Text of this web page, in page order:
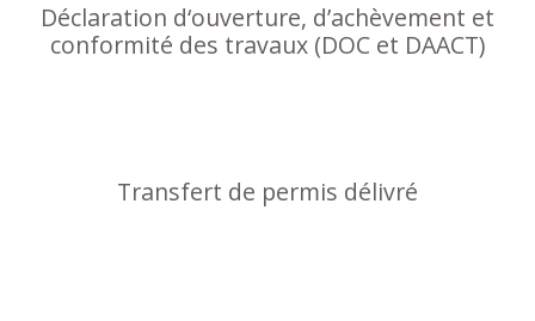
Déclaration d‘ouverture, d’achèvement et
conformité des travaux (DOC et DAACT)
Transfert de permis délivré